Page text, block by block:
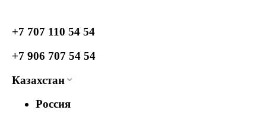
+7 707 110 54 54
+7 906 707 54 54
Казахстан
Россия